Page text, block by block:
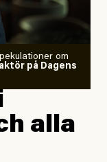
om
på Dagens
alla